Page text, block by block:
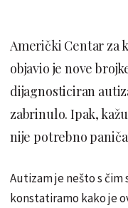
Američki Centar za
objavio je nove
dijagnosticiran
zabrinulo. Ipak,
nije potrebno
Autizam je nešto s čim
konstatiramo kako je